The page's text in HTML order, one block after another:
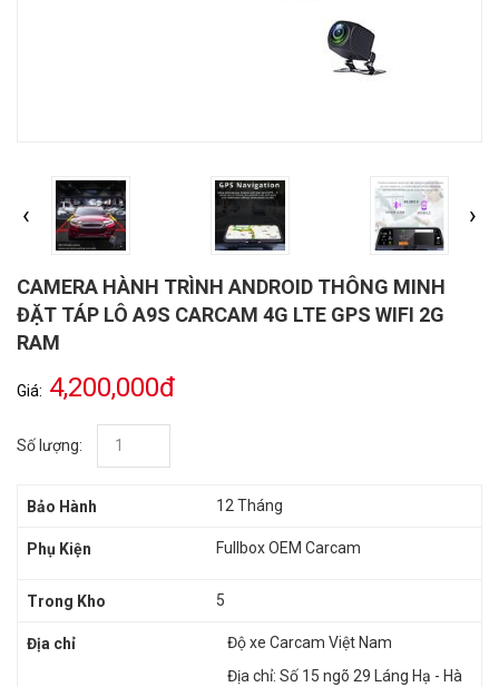
‹ ›
CAMERA HÀNH TRÌNH ANDROID THÔNG MINH
ĐẶT TÁP LÔ A9S CARCAM 4G LTE GPS WIFI 2G
RAM
Giá: 4,200,000đ
Số lượng:
Bảo Hành 12 Tháng
Phụ Kiện Fullbox OEM Carcam
Trong Kho 5
Địa chỉ
Độ xe Carcam Việt Nam
Địa chỉ: Số 15 ngõ 29 Láng Hạ - Hà